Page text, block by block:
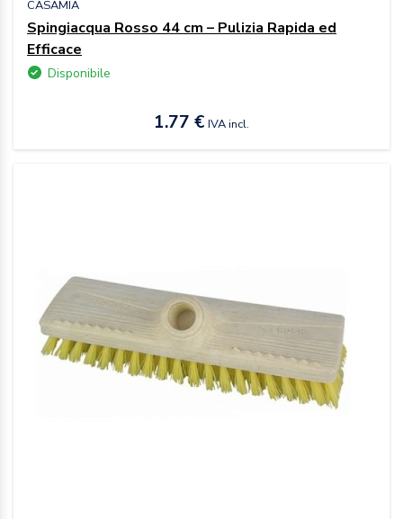
CASAMIA
Spingiacqua Rosso 44 cm – Pulizia Rapida ed
Efficace
Disponibile
1.77 € IVA incl.